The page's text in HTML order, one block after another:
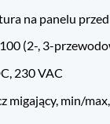
na panelu
(2-, 3-
230 VAC
migający, min/